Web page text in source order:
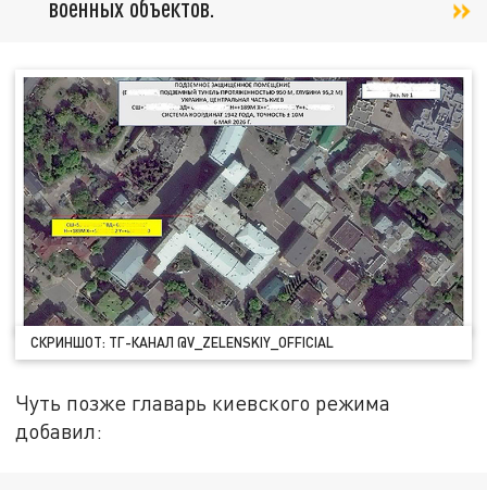
военных объектов.
СКРИНШОТ: ТГ-КАНАЛ @V_ZELENSKIY_OFFICIAL
Чуть позже главарь киевского режима
добавил: